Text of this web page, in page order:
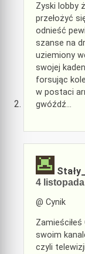
Zyski lobby
przełożyć
odnieść
szanse na
uziemiony
swojej
forsując
w postaci
gwóźdź…
4
@ Cynik
swoim
czyli